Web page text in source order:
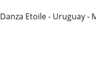
Etoile - Uruguay -